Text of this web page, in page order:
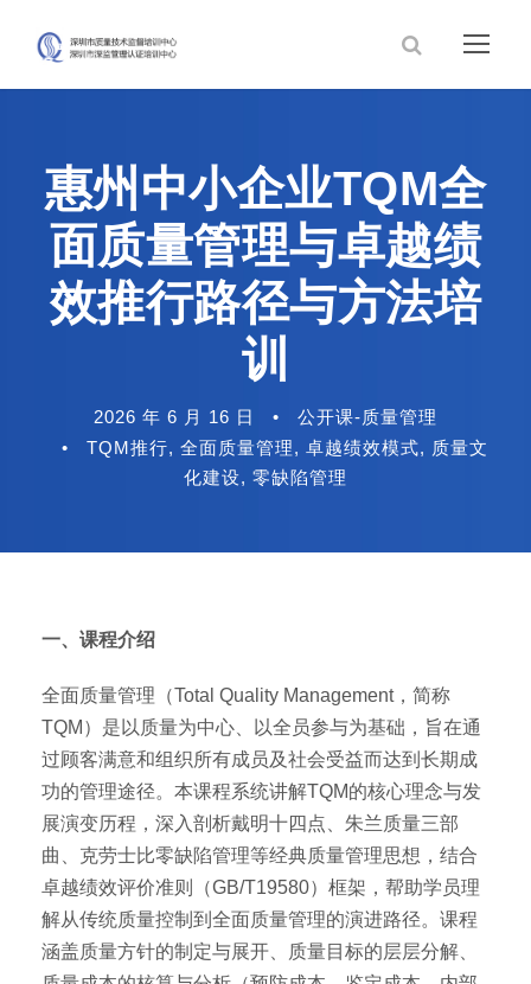
惠州中小企业TQM全
面质量管理与卓越绩
效推行路径与方法培
训
2026 年 6 月 16 日 •
公开课-质量管理
•
TQM推行, 全面质量管理, 卓越绩效模式, 质量文
化建设, 零缺陷管理
一、课程介绍
全面质量管理（Total Quality Management，简称
TQM）是以质量为中心、以全员参与为基础，旨在通
过顾客满意和组织所有成员及社会受益而达到长期成
功的管理途径。本课程系统讲解TQM的核心理念与发
展演变历程，深入剖析戴明十四点、朱兰质量三部
曲、克劳士比零缺陷管理等经典质量管理思想，结合
卓越绩效评价准则（GB/T19580）框架，帮助学员理
解从传统质量控制到全面质量管理的演进路径。课程
涵盖质量方针的制定与展开、质量目标的层层分解、